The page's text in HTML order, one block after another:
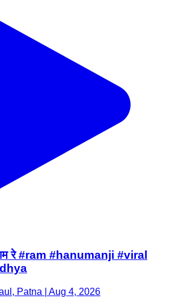
नाम रे #ram #hanumanji #viral
Patna | Aug 4, 2026